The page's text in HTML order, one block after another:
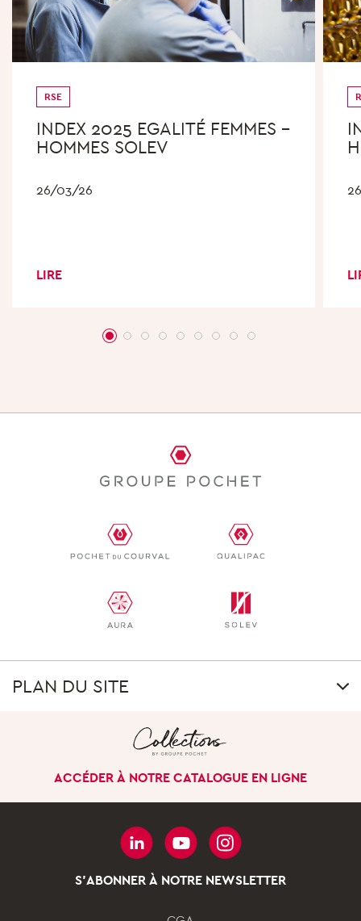
RSE
INDEX 2025 EGALITÉ FEMMES –
HOMMES SOLEV
26/03/26
LIRE
PLAN DU SITE
LE GROUPE
Notre singularité
Gouvernance
Nos pôles d’activités
NOS ENGAGEMENTS
ACCÉDER À NOTRE CATALOGUE EN LIGNE
S'ABONNER À NOTRE NEWSLETTER